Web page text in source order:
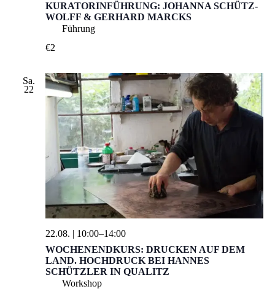
KURATORINFÜHRUNG: JOHANNA SCHÜTZ-
WOLFF & GERHARD MARCKS
Führung
€2
Sa.
22
WOCHENENDKURS: DRUCKEN AUF DEM
LAND. HOCHDRUCK BEI HANNES
SCHÜTZLER IN QUALITZ
22.08. | 10:00–14:00
Workshop